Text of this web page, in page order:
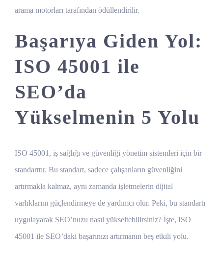
arama motorları tarafından ödüllendirilir.
Başarıya Giden Yol:
ISO 45001 ile
SEO’da
Yükselmenin 5 Yolu
ISO 45001, iş sağlığı ve güvenliği yönetim sistemleri için bir
standarttır. Bu standart, sadece çalışanların güvenliğini
artırmakla kalmaz, aynı zamanda işletmelerin dijital
varlıklarını güçlendirmeye de yardımcı olur. Peki, bu standartı
uygulayarak SEO’nuzu nasıl yükseltebilirsiniz? İşte, ISO
45001 ile SEO’daki başarınızı artırmanın beş etkili yolu.